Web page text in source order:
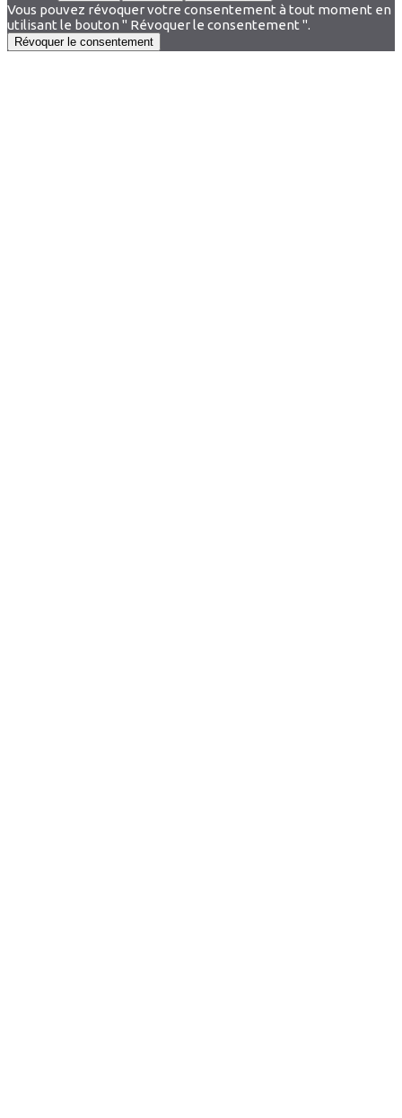
Vous pouvez révoquer votre consentement à tout moment en
utilisant le bouton " Révoquer le consentement ".
Révoquer le consentement